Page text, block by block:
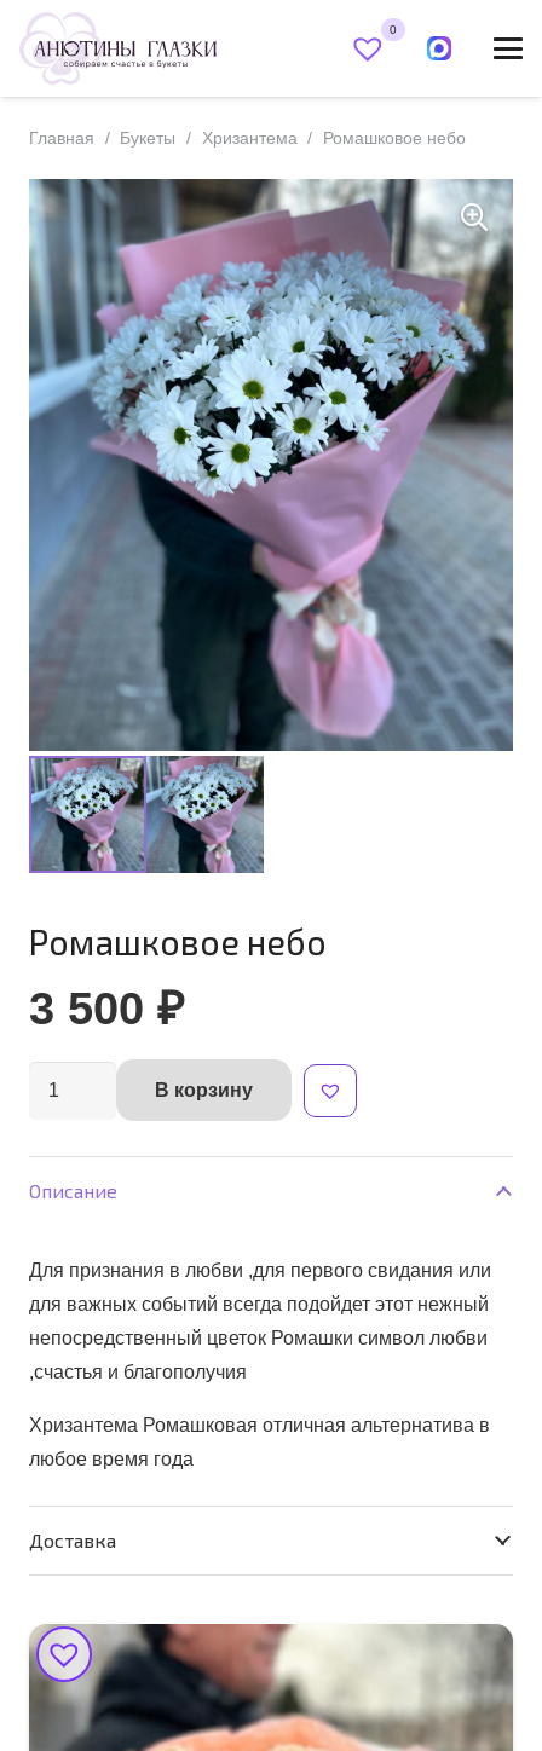
0
Главная / Букеты / Хризантема / Ромашковое небо
Ромашковое небо
3 500 ₽
Количество
В корзину
Alternative:
Описание
Для признания в любви ,для первого свидания или
для важных событий всегда подойдет этот нежный
непосредственный цветок Ромашки символ любви
,счастья и благополучия
Хризантема Ромашковая отличная альтернатива в
любое время года
Доставка